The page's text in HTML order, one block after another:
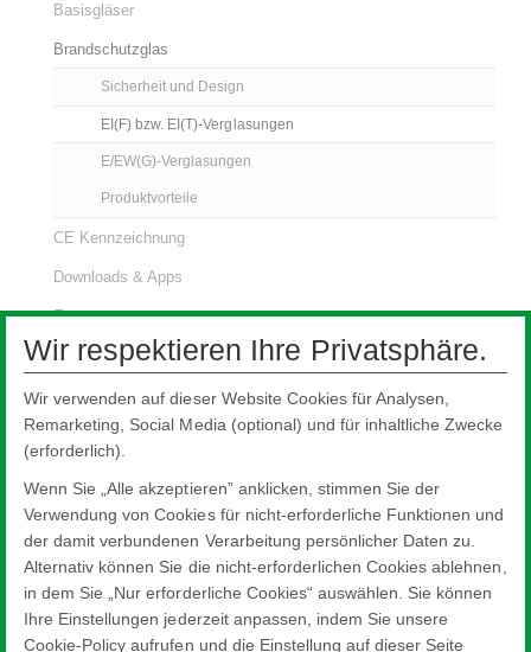
Basisgläser
Brandschutzglas
Sicherheit und Design
EI(F) bzw. EI(T)-Verglasungen
E/EW(G)-Verglasungen
Produktvorteile
CE Kennzeichnung
Downloads & Apps
Export
Kommerzielle Glasanwendungen
Glastypen für Architekten
Nachhaltigkeit
Profilbauglas mit System
Planungstools
Spezialglas für Museen und Ausstellungen
Wir respektieren Ihre Privatsphäre.
Wir verwenden auf dieser Website Cookies für Analysen,
Remarketing, Social Media (optional) und für inhaltliche Zwecke
(erforderlich).
Wenn Sie „Alle akzeptieren” anklicken, stimmen Sie der
Verwendung von Cookies für nicht-erforderliche Funktionen und
der damit verbundenen Verarbeitung persönlicher Daten zu.
Alternativ können Sie die nicht-erforderlichen Cookies ablehnen,
in dem Sie „Nur erforderliche Cookies“ auswählen. Sie können
Ihre Einstellungen jederzeit anpassen, indem Sie unsere
Cookie-Policy aufrufen und die Einstellung auf dieser Seite